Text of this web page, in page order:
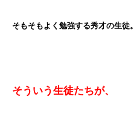
そもそもよく勉強する秀才の生徒。
そういう生徒たちが、